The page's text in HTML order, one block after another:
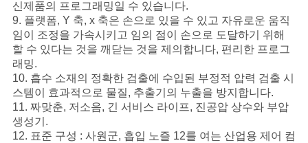
구
하
십
시
오
신제품의 프로그래밍일 수 있습니다.
9. 플랫폼, Y 축, x 축은 손으로 있을 수 있고 자유로운 움직
임이 조정을 가속시키고 임의 점이 손으로 도달하기 위해
할 수 있다는 것을 깨닫는 것을 제의합니다, 편리한 프로그
래밍.
10. 흡수 소재의 정확한 검출에 수입된 부정적 압력 검출 시
스템이 효과적으로 물질, 추출기의 누출을 방지합니다.
11. 짜맞춘, 저소음, 긴 서비스 라이프, 진공압 상수와 부압
생성기.
12. 표준 구성 : 사원군, 흡입 노즐 12를 여는 산업용 제어 컴